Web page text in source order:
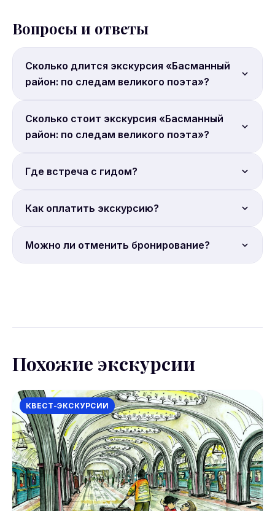
Вопросы и ответы
Сколько длится экскурсия «Басманный
район: по следам великого поэта»?
Продолжительность: 2 часа.
Сколько стоит экскурсия «Басманный
район: по следам великого поэта»?
Цена от 5 000 руб. с человека. Бронируйте онлайн.
Где встреча с гидом?
Место встречи: ст.м. Бауманская, выход 1.
Как оплатить экскурсию?
Оплата гиду на месте. Бронирование на сайте
Можно ли отменить бронирование?
Похожие экскурсии
КВЕСТ-ЭКСКУРСИИ